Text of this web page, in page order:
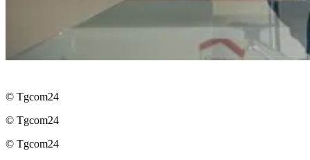
© Tgcom24
© Tgcom24
© Tgcom24